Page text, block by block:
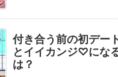
付き合う前の初デー
とイイカンジ♡にな
は？